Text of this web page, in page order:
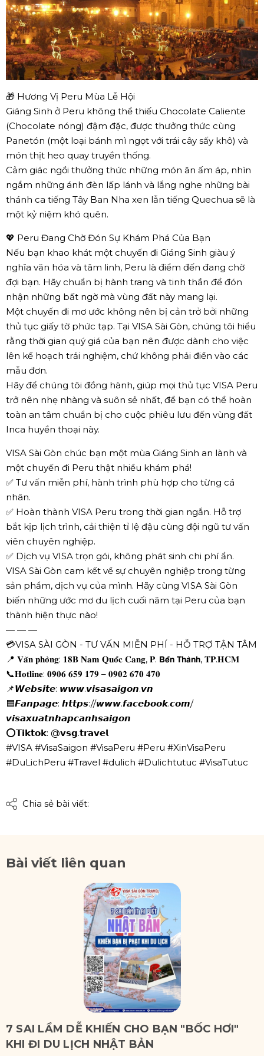
🎁 Hương Vị Peru Mùa Lễ Hội
Giáng Sinh ở Peru không thể thiếu Chocolate Caliente
(Chocolate nóng) đậm đặc, được thưởng thức cùng
Panetón (một loại bánh mì ngọt với trái cây sấy khô) và
món thịt heo quay truyền thống.
Cảm giác ngồi thưởng thức những món ăn ấm áp, nhìn
ngắm những ánh đèn lấp lánh và lắng nghe những bài
thánh ca tiếng Tây Ban Nha xen lẫn tiếng Quechua sẽ là
một kỷ niệm khó quên.
💖 Peru Đang Chờ Đón Sự Khám Phá Của Bạn
Nếu bạn khao khát một chuyến đi Giáng Sinh giàu ý
nghĩa văn hóa và tâm linh, Peru là điểm đến đang chờ
đợi bạn. Hãy chuẩn bị hành trang và tinh thần để đón
nhận những bất ngờ mà vùng đất này mang lại.
Một chuyến đi mơ ước không nên bị cản trở bởi những
thủ tục giấy tờ phức tạp. Tại VISA Sài Gòn, chúng tôi hiểu
rằng thời gian quý giá của bạn nên được dành cho việc
lên kế hoạch trải nghiệm, chứ không phải điền vào các
mẫu đơn.
Hãy để chúng tôi đồng hành, giúp mọi thủ tục VISA Peru
trở nên nhẹ nhàng và suôn sẻ nhất, để bạn có thể hoàn
toàn an tâm chuẩn bị cho cuộc phiêu lưu đến vùng đất
Inca huyền thoại này.
VISA Sài Gòn chúc bạn một mùa Giáng Sinh an lành và
một chuyến đi Peru thật nhiều khám phá!
✅ Tư vấn miễn phí, hành trình phù hợp cho từng cá
nhân.
✅ Hoàn thành VISA Peru trong thời gian ngắn. Hỗ trợ
bắt kịp lịch trình, cải thiện tỉ lệ đậu cùng đội ngũ tư vấn
viên chuyên nghiệp.
✅ Dịch vụ VISA trọn gói, không phát sinh chi phí ẩn.
VISA Sài Gòn cam kết về sự chuyên nghiệp trong từng
sản phẩm, dịch vụ của mình. Hãy cùng VISA Sài Gòn
biến những ước mơ du lịch cuối năm tại Peru của bạn
thành hiện thực nào!
— — —
💳VISA SÀI GÒN - TƯ VẤN MIỄN PHÍ - HỖ TRỢ TẬN TÂM
📍 𝐕𝐚̆𝐧 𝐩𝐡𝐨̀𝐧𝐠: 𝟏𝟖𝐁 𝐍𝐚𝐦 𝐐𝐮𝐨̂́𝐜 𝐂𝐚𝐧𝐠, 𝐏. 𝗕𝗲̂́𝗻 𝗧𝗵𝗮̀𝗻𝗵, 𝐓𝐏.𝐇𝐂𝐌
📞𝐇𝐨𝐭𝐥𝐢𝐧𝐞: 𝟎𝟗𝟎𝟔 𝟔𝟓𝟗 𝟏𝟕𝟗 – 𝟎𝟗𝟎𝟐 𝟔𝟕𝟎 𝟒𝟕𝟎
📌𝙒𝙚𝙗𝙨𝙞𝙩𝙚: 𝙬𝙬𝙬.𝙫𝙞𝙨𝙖𝙨𝙖𝙞𝙜𝙤𝙣.𝙫𝙣
🟦𝙁𝙖𝙣𝙥𝙖𝙜𝙚: 𝙝𝙩𝙩𝙥𝙨://𝙬𝙬𝙬.𝙛𝙖𝙘𝙚𝙗𝙤𝙤𝙠.𝙘𝙤𝙢/
𝙫𝙞𝙨𝙖𝙭𝙪𝙖𝙩𝙣𝙝𝙖𝙥𝙘𝙖𝙣𝙝𝙨𝙖𝙞𝙜𝙤𝙣
⭕𝗧𝗶𝗸𝘁𝗼𝗸: @𝘃𝘀𝗴.𝘁𝗿𝗮𝘃𝗲𝗹
#VISA #VisaSaigon #VisaPeru #Peru #XinVisaPeru
#DuLichPeru #Travel #dulich #Dulichtutuc #VisaTutuc
Chia sẻ bài viết:
Bài viết liên quan
7 SAI LẦM DỄ KHIẾN CHO BẠN "BỐC HƠI"
KHI ĐI DU LỊCH NHẬT BẢN